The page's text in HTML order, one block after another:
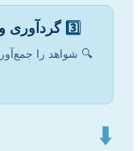
3️⃣ گردآوری
🔍 شواهد را
⬇️